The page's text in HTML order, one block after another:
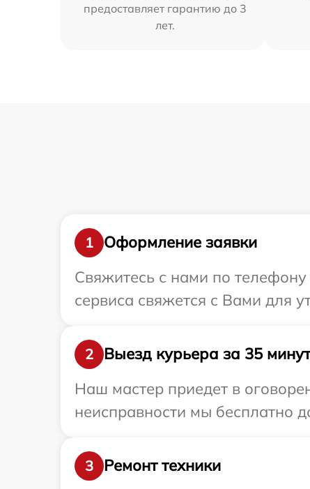
предоставляет гарантию до 3
лет.
1
Оформление заявки
Свяжитесь с нами по телефону
сервиса свяжется с Вами для
2
Выезд курьера за 35 минут
Наш мастер приедет в
неисправности мы бесплатно
3
Ремонт техники